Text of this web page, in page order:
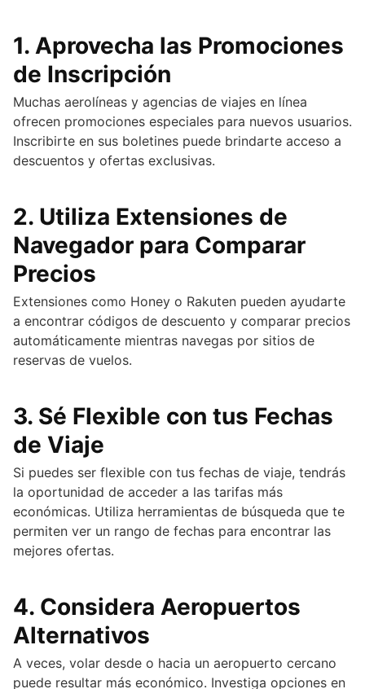
1. Aprovecha las Promociones
de Inscripción
Muchas aerolíneas y agencias de viajes en línea
ofrecen promociones especiales para nuevos usuarios.
Inscribirte en sus boletines puede brindarte acceso a
descuentos y ofertas exclusivas.
2. Utiliza Extensiones de
Navegador para Comparar
Precios
Extensiones como Honey o Rakuten pueden ayudarte
a encontrar códigos de descuento y comparar precios
automáticamente mientras navegas por sitios de
reservas de vuelos.
3. Sé Flexible con tus Fechas
de Viaje
Si puedes ser flexible con tus fechas de viaje, tendrás
la oportunidad de acceder a las tarifas más
económicas. Utiliza herramientas de búsqueda que te
permiten ver un rango de fechas para encontrar las
mejores ofertas.
4. Considera Aeropuertos
Alternativos
A veces, volar desde o hacia un aeropuerto cercano
puede resultar más económico. Investiga opciones en